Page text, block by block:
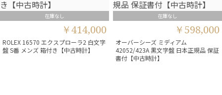
在庫なし
￥414,000
ROLEX 16570 エクスプローラ2 白文字
盤 S番 メンズ 箱付き【中古時計】
在庫なし
￥598,000
オーバーシーズ ミディアム
42052/423A 黒文字盤 日本正規品 保証
書付【中古時計】